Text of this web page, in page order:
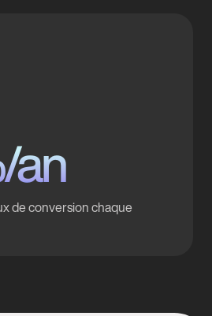
an
de conversion chaque